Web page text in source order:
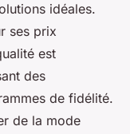
idéales.
ses prix
est
des
de fidélité.
de la mode